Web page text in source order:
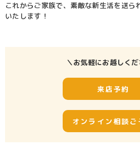
これからご家族で、素敵な新生活を送ら
いたします！
＼お気軽にお越しくだ
来店予約
オンライン相談ご